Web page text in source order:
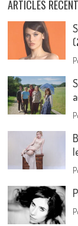
ARTICLES